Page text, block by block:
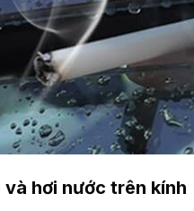
và hơi nước trên kính